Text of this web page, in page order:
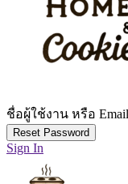
ชื่อผู้ใช้งาน หรือ Email
Sign In